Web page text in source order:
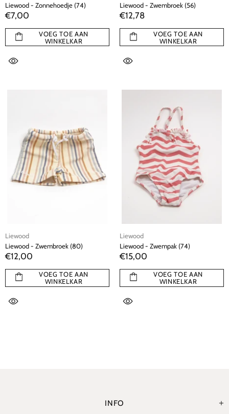
Liewood - Zonnehoedje (74)
€7,00
VOEG TOE AAN
WINKELKAR
Liewood - Zwembroek (56)
€12,78
VOEG TOE AAN
WINKELKAR
Liewood
Liewood - Zwembroek (80)
€12,00
VOEG TOE AAN
WINKELKAR
Liewood
Liewood - Zwempak (74)
€15,00
VOEG TOE AAN
WINKELKAR
INFO